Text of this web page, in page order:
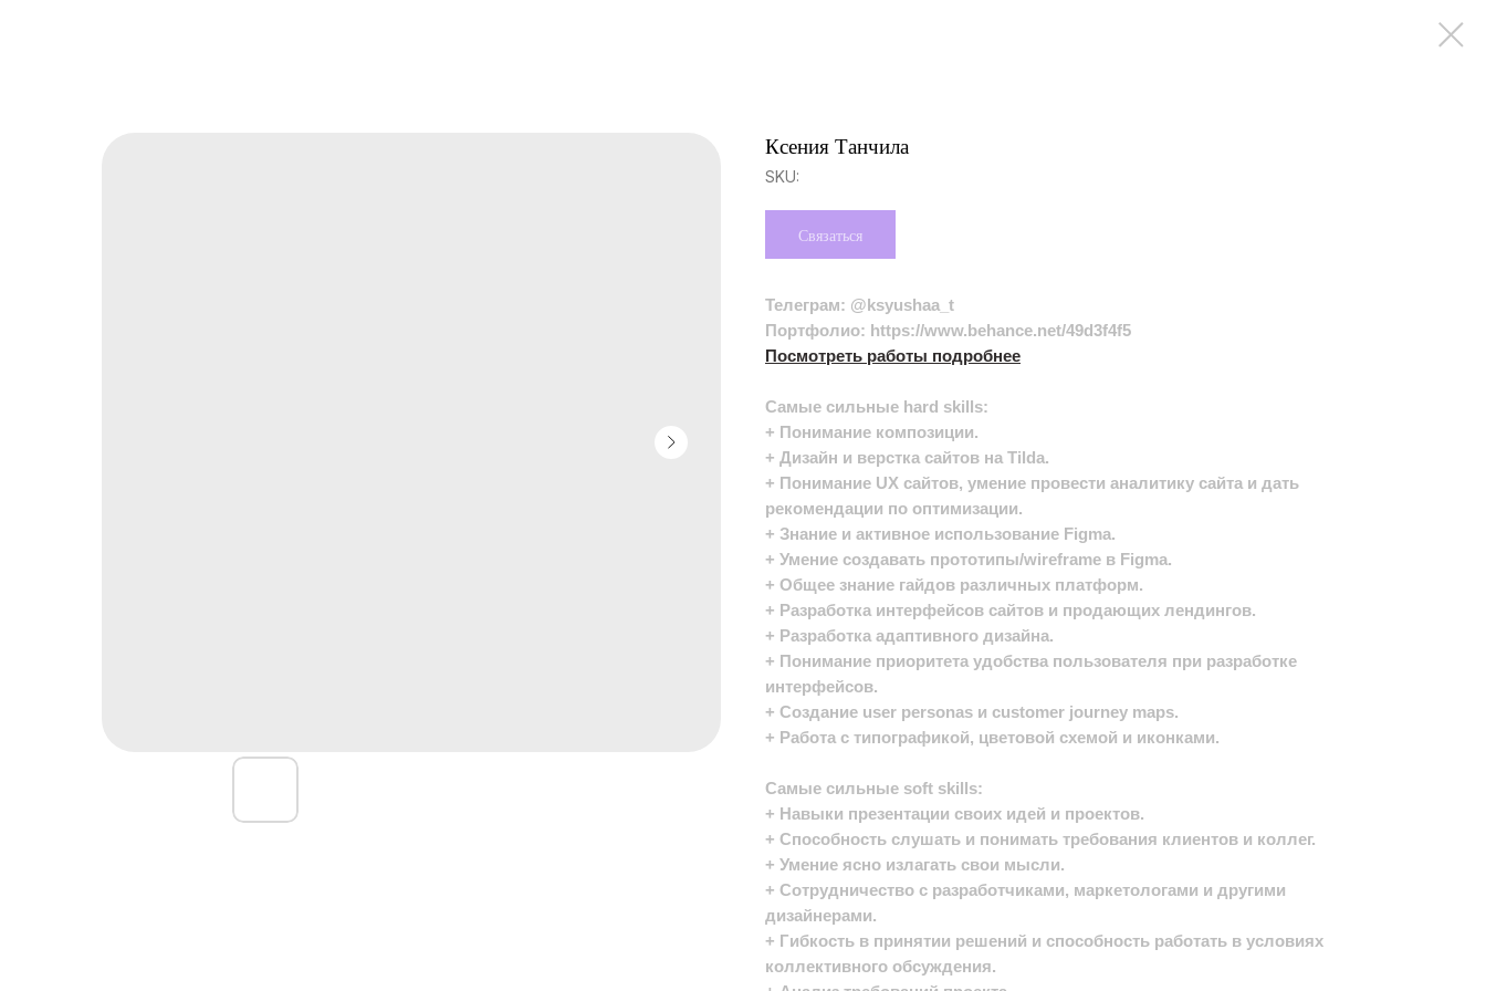
Ксения Танчила
SKU:
Связаться
Телеграм: @ksyushaa_t
Портфолио: https://www.behance.net/49d3f4f5
Посмотреть работы подробнее
Самые сильные hard skills:
+ Понимание композиции.
+ Дизайн и верстка сайтов на Tilda.
+ Понимание UX сайтов, умение провести аналитику сайта и дать
рекомендации по оптимизации.
+ Знание и активное использование Figma.
+ Умение создавать прототипы/wireframe в Figma.
+ Общее знание гайдов различных платформ.
+ Разработка интерфейсов сайтов и продающих лендингов.
+ Разработка адаптивного дизайна.
+ Понимание приоритета удобства пользователя при разработке
интерфейсов.
+ Создание user personas и customer journey maps.
+ Работа с типографикой, цветовой схемой и иконками.
Самые сильные soft skills:
+ Навыки презентации своих идей и проектов.
+ Способность слушать и понимать требования клиентов и коллег.
+ Умение ясно излагать свои мысли.
+ Сотрудничество с разработчиками, маркетологами и другими
дизайнерами.
+ Гибкость в принятии решений и способность работать в условиях
коллективного обсуждения.